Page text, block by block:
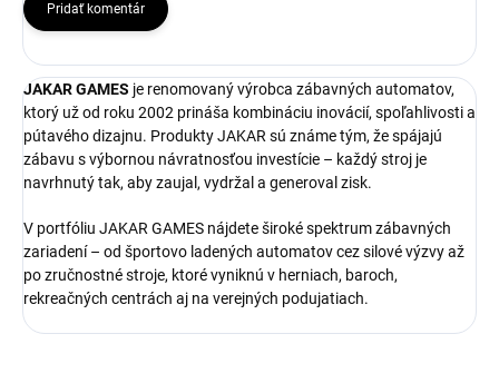
Pridať komentár
JAKAR GAMES je renomovaný výrobca zábavných automatov,
ktorý už od roku 2002 prináša kombináciu inovácií, spoľahlivosti a
pútavého dizajnu. Produkty JAKAR sú známe tým, že spájajú
zábavu s výbornou návratnosťou investície – každý stroj je
navrhnutý tak, aby zaujal, vydržal a generoval zisk.
V portfóliu JAKAR GAMES nájdete široké spektrum zábavných
zariadení – od športovo ladených automatov cez silové výzvy až
po zručnostné stroje, ktoré vyniknú v herniach, baroch,
rekreačných centrách aj na verejných podujatiach.